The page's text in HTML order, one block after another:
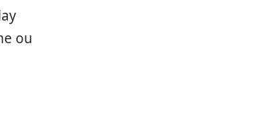
ou